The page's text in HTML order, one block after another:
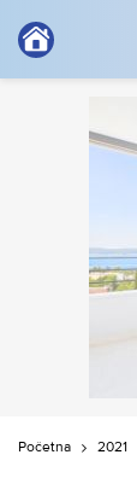
Početna 2021